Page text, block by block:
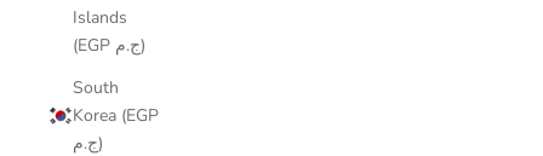
Islands
(EGP ج.م)
South
Korea (EGP
ج.م)